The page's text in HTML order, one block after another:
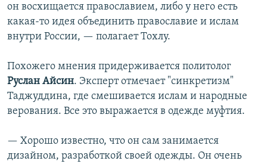
он восхищается православием, либо у него есть
какая-то идея объединить православие и ислам
внутри России, — полагает Тохлу.
Похожего мнения придерживается политолог
Руслан Айсин. Эксперт отмечает "синкретизм"
Таджуддина, где смешивается ислам и народные
верования. Все это выражается в одежде муфтия.
— Хорошо известно, что он сам занимается
дизайном, разработкой своей одежды. Он очень